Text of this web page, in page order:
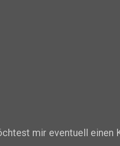
mir eventuell einen